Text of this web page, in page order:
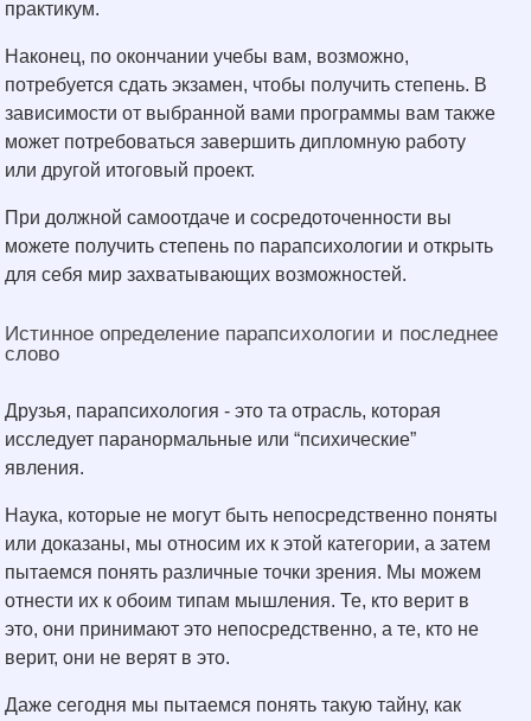
практикум.
Наконец, по окончании учебы вам, возможно,
потребуется сдать экзамен, чтобы получить степень. В
зависимости от выбранной вами программы вам также
может потребоваться завершить дипломную работу
или другой итоговый проект.
При должной самоотдаче и сосредоточенности вы
можете получить степень по парапсихологии и открыть
для себя мир захватывающих возможностей.
Истинное определение парапсихологии и последнее
слово
Друзья, парапсихология - это та отрасль, которая
исследует паранормальные или “психические”
явления.
Наука, которые не могут быть непосредственно поняты
или доказаны, мы относим их к этой категории, а затем
пытаемся понять различные точки зрения. Мы можем
отнести их к обоим типам мышления. Те, кто верит в
это, они принимают это непосредственно, а те, кто не
верит, они не верят в это.
Даже сегодня мы пытаемся понять такую тайну, как